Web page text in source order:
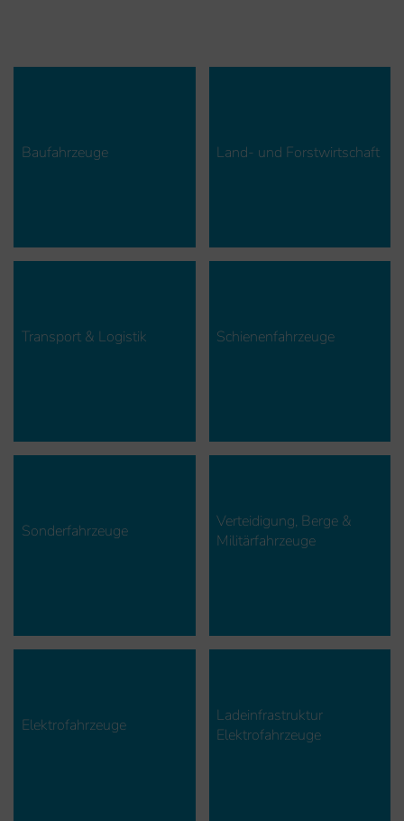
Baufahrzeuge Land- und Forstwirtschaft
Transport & Logistik Schienenfahrzeuge
Sonderfahrzeuge
Verteidigung, Berge &
Militärfahrzeuge
Elektrofahrzeuge
Ladeinfrastruktur
Elektrofahrzeuge